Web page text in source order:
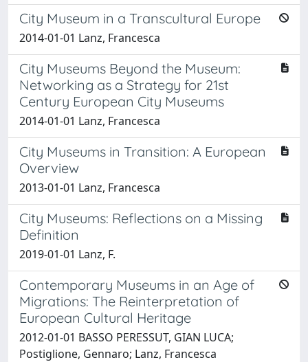
City Museum in a Transcultural Europe
2014-01-01 Lanz, Francesca
City Museums Beyond the Museum:
Networking as a Strategy for 21st
Century European City Museums
2014-01-01 Lanz, Francesca
City Museums in Transition: A European
Overview
2013-01-01 Lanz, Francesca
City Museums: Reflections on a Missing
Definition
2019-01-01 Lanz, F.
Contemporary Museums in an Age of
Migrations: The Reinterpretation of
European Cultural Heritage
2012-01-01 BASSO PERESSUT, GIAN LUCA;
Postiglione, Gennaro; Lanz, Francesca